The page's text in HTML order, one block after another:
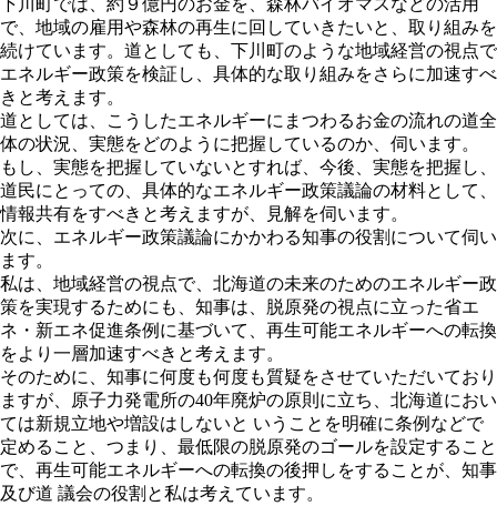
下川町では、約９億円のお金を、森林バイオマスなどの活用
で、地域の雇用や森林の再生に回していきたいと、取り組みを
続けています。道としても、下川町のような地域経営の視点で
エネルギー政策を検証し、具体的な取り組みをさらに加速すべ
きと考えます。
道としては、こうしたエネルギーにまつわるお金の流れの道全
体の状況、実態をどのように把握しているのか、伺います。
もし、実態を把握していないとすれば、今後、実態を把握し、
道民にとっての、具体的なエネルギー政策議論の材料として、
情報共有をすべきと考えますが、見解を伺います。
次に、エネルギー政策議論にかかわる知事の役割について伺い
ます。
私は、地域経営の視点で、北海道の未来のためのエネルギー政
策を実現するためにも、知事は、脱原発の視点に立った省エ
ネ・新エネ促進条例に基づいて、再生可能エネルギーへの転換
をより一層加速すべきと考えます。
そのために、知事に何度も何度も質疑をさせていただいており
ますが、原子力発電所の40年廃炉の原則に立ち、北海道におい
ては新規立地や増設はしないと いうことを明確に条例などで
定めること、つまり、最低限の脱原発のゴールを設定すること
で、再生可能エネルギーへの転換の後押しをすることが、知事
及び道 議会の役割と私は考えています。